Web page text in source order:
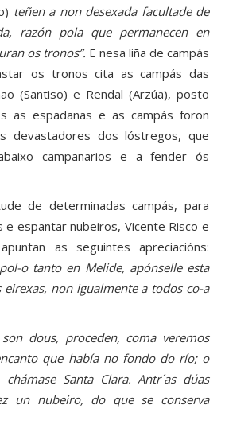
teñen a non desexada facultade de
razón pola que permanecen en
os tronos”. E nesa liña de campás
os tronos cita as campás das
(Santiso) e Rendal (Arzúa), posto
as espadanas e as campás foron
devastadores dos lóstregos, que
campanarios e a fender ós
de determinadas campás, para
espantar nubeiros, Vicente Risco e
as seguintes apreciacións:
o tanto en Melide, apónselle esta
eirexas, non igualmente a todos co-a
dous, proceden, coma veremos
que había no fondo do río; o
Santa Clara. Antr´as dúas
un nubeiro, do que se conserva